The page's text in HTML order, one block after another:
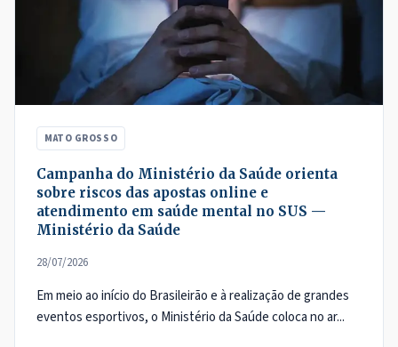
MATO GROSSO
Campanha do Ministério da Saúde orienta
sobre riscos das apostas online e
atendimento em saúde mental no SUS —
Ministério da Saúde
28/07/2026
Em meio ao início do Brasileirão e à realização de grandes
eventos esportivos, o Ministério da Saúde coloca no ar...